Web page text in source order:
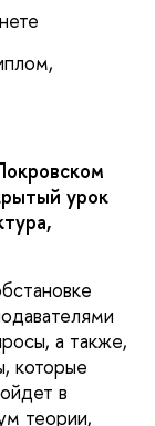
урок
а также,
которые
в
теории,